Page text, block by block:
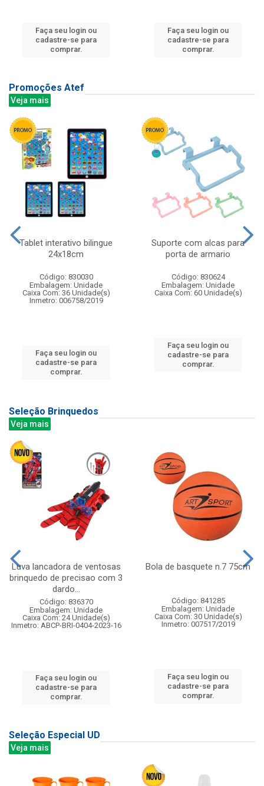
Faça seu login ou
cadastre-se para
comprar.
Faça seu login ou
cadastre-se para
comprar.
Promoções Atef
Veja mais
Tablet interativo bilingue
24x18cm
Código: 830030
Embalagem: Unidade
Caixa Com: 36 Unidade(s)
Inmetro: 006758/2019
Faça seu login ou
cadastre-se para
comprar.
Suporte com alcas para
porta de armario
Código: 830624
Embalagem: Unidade
Caixa Com: 60 Unidade(s)
Faça seu login ou
cadastre-se para
comprar.
Seleção Brinquedos
Veja mais
Luva lancadora de ventosas
brinquedo de precisao com 3
dardo...
Código: 836370
Embalagem: Unidade
Caixa Com: 24 Unidade(s)
Inmetro: ABCP-BRI-0404-2023-16
Faça seu login ou
cadastre-se para
comprar.
Bola de basquete n.7 75cm
Código: 841285
Embalagem: Unidade
Caixa Com: 30 Unidade(s)
Inmetro: 007517/2019
Faça seu login ou
cadastre-se para
comprar.
Seleção Especial UD
Veja mais